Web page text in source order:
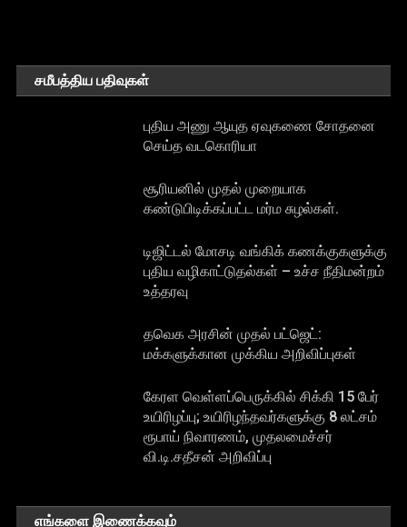
சமீபத்திய பதிவுகள்
புதிய அணு ஆயுத ஏவுகணை சோதனை
செய்த வடகொரியா
சூரியனில் முதல் முறையாக
கண்டுபிடிக்கப்பட்ட மர்ம சுழல்கள்.
டிஜிட்டல் மோசடி வங்கிக் கணக்குகளுக்கு
புதிய வழிகாட்டுதல்கள் – உச்ச நீதிமன்றம்
உத்தரவு
தவெக அரசின் முதல் பட்ஜெட்:
மக்களுக்கான முக்கிய அறிவிப்புகள்
கேரள வெள்ளப்பெருக்கில் சிக்கி 15 பேர்
உயிரிழப்பு; உயிரிழந்தவர்களுக்கு 8 லட்சம்
ரூபாய் நிவாரணம், முதலமைச்சர்
வி.டி.சதீசன் அறிவிப்பு
எங்களை இணைக்கவும்